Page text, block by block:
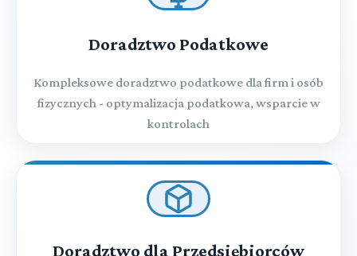
Doradztwo Podatkowe
Kompleksowe doradztwo podatkowe dla firm i osób
fizycznych - optymalizacja podatkowa, wsparcie w
kontrolach
Doradztwo dla Przedsiębiorców